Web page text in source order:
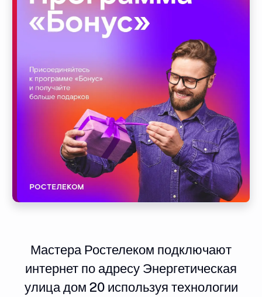
Мастера Ростелеком подключают
интернет по адресу Энергетическая
улица дом 20 используя технологии